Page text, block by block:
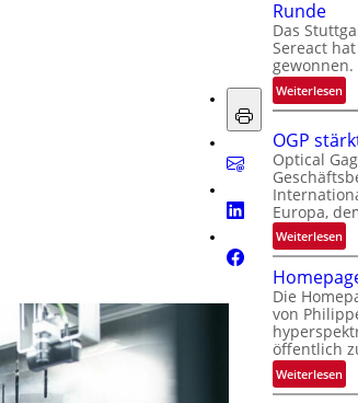
e
r
n
a
t
i
o
n
a
l
V
i
s
i
o
n
N
i
Runde
Das
Sereact
gewonnen.
Weiterlesen:
Z
a
l
a
n
d
o
b
e
t
e
i
l
i
OGP
Optical
Europa,
Weiterlesen:
O
G
P
s
t
ä
r
Die
von
öffentlich
Weiterlesen:
H